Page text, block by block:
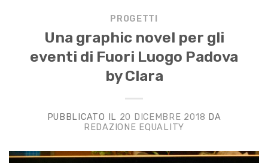
PROGETTI
Una graphic novel per gli
eventi di Fuori Luogo Padova
by Clara
PUBBLICATO IL 20 DICEMBRE 2018 DA
REDAZIONE EQUALITY